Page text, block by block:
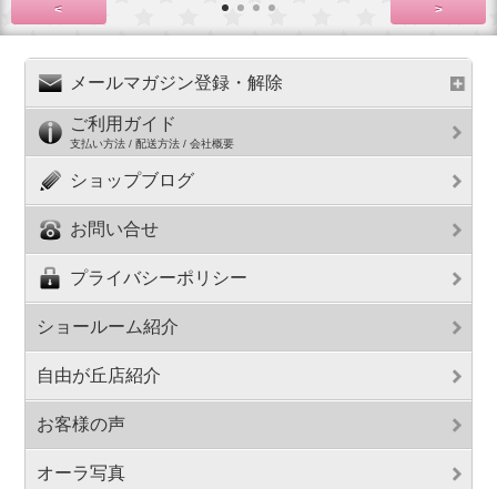
< >
メールマガジン登録・解除
ご利用ガイド
支払い方法 / 配送方法 / 会社概要
ショップブログ
お問い合せ
プライバシーポリシー
ショールーム紹介
自由が丘店紹介
お客様の声
オーラ写真